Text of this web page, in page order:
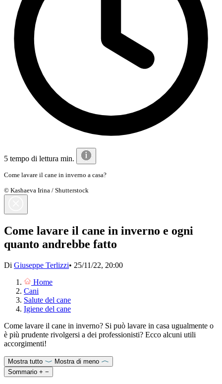
5 tempo di lettura min.
Come lavare il cane in inverno a casa?
© Kashaeva Irina / Shutterstock
Come lavare il cane in inverno e ogni
quanto andrebbe fatto
Di Giuseppe Terlizzi• 25/11/22, 20:00
Home
Cani
Salute del cane
Igiene del cane
Come lavare il cane in inverno? Si può lavare in casa ugualmente o
è più prudente rivolgersi a dei professionisti? Ecco alcuni utili
accorgimenti!
Mostra tutto
Mostra di meno
Sommario + −